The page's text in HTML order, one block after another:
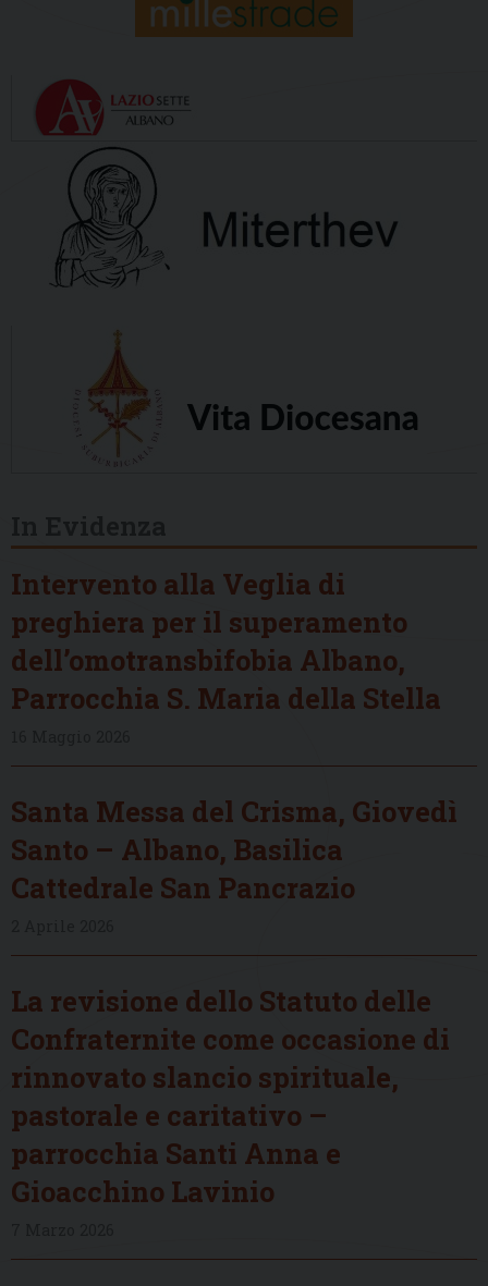
Intervento alla Veglia di
preghiera per il superamento
dell’omotransbifobia Albano,
Parrocchia S. Maria della Stella
Santa Messa del Crisma, Giovedì
Santo – Albano, Basilica
Cattedrale San Pancrazio
La revisione dello Statuto delle
Confraternite come occasione di
rinnovato slancio spirituale,
pastorale e caritativo –
parrocchia Santi Anna e
Gioacchino Lavinio